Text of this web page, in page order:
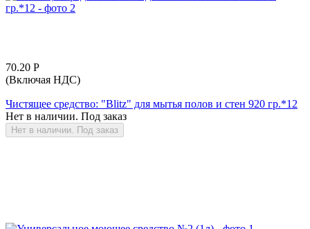
70.20 Р
(Включая НДС)
Чистящее средство: "Blitz" для мытья полов и стен 920 гр.*12
Нет в наличии. Под заказ
Нет в наличии. Под заказ